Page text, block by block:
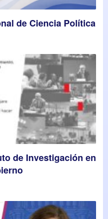
de Ciencia Política
de Investigación en